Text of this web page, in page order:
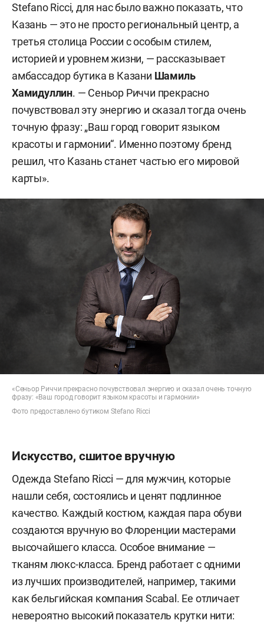
Stefano Ricci, для нас было важно показать, что
Казань — это не просто региональный центр, а
третья столица России с особым стилем,
историей и уровнем жизни, — рассказывает
амбассадор бутика в Казани Шамиль
Хамидуллин. — Сеньор Риччи прекрасно
почувствовал эту энергию и сказал тогда очень
точную фразу: „Ваш город говорит языком
красоты и гармонии“. Именно поэтому бренд
решил, что Казань станет частью его мировой
карты».
«Сеньор Риччи прекрасно почувствовал энергию и сказал очень точную
фразу: «Ваш город говорит языком красоты и гармонии»
Фото предоставлено бутиком Stefano Ricci
Искусство, сшитое вручную
Одежда Stefano Ricci — для мужчин, которые
нашли себя, состоялись и ценят подлинное
качество. Каждый костюм, каждая пара обуви
создаются вручную во Флоренции мастерами
высочайшего класса. Особое внимание —
тканям люкс-класса. Бренд работает с одними
из лучших производителей, например, такими
как бельгийская компания Scabal. Ее отличает
невероятно высокий показатель крутки нити: